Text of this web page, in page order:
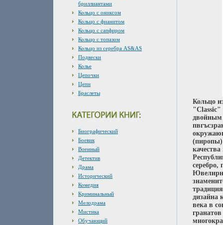
бриллиантами
Кольцо с ониксом
Кольцо с фианитом
Кольцо с сапфиром
Кольцо с топазом
Кольцо из серебра AS&AS
Подвески
Колье
Цепочки
Цепи
Браслеты
Биографический
Боевик
Военный
Детектив
Драма
Исторический
Комедия
Криминальный
Мелодрама
Мистика
Обучающий
Кольцо
"Classic"
двойным
(пиропы)
дизайна
века в